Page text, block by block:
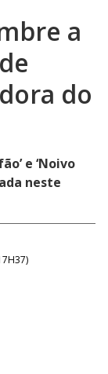
a
do
e ‘Noivo
neste
)